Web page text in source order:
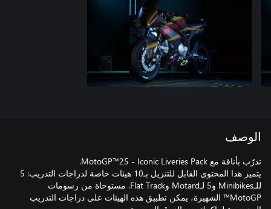
الوصف
يتميز هذا المحتوى القابل للتنزيل بـ10 هيئات خاصة لدراجات التدريب: 5
للـMinibikes و5 لـMotard وFlat Track. مستوحاة من رسومات
MotoGP™ الشهيرة، يمكن تطبيق هذه الهيئات على دراجات التدريب